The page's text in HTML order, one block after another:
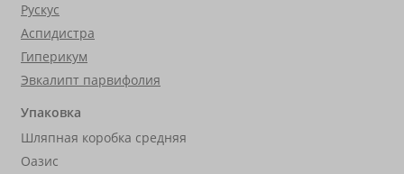
Рускус
Аспидистра
Гиперикум
Эвкалипт парвифолия
Упаковка
Шляпная коробка средняя
Оазис